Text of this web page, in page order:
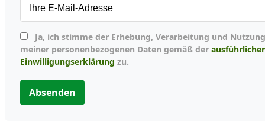
meiner personenbezogenen Daten gemäß der
Einwilligungserklärung zu.
Absenden